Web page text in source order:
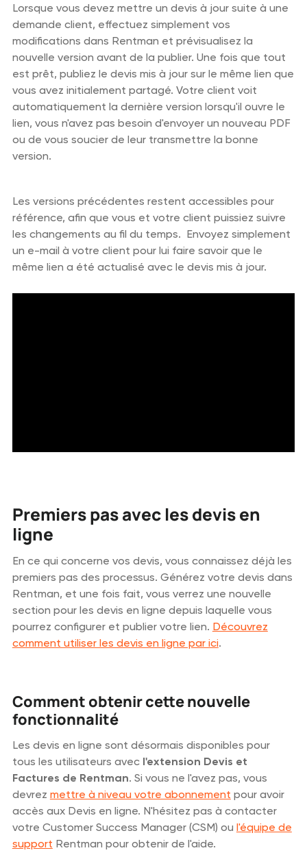
Lorsque vous devez mettre un devis à jour suite à une
demande client, effectuez simplement vos
modifications dans Rentman et prévisualisez la
nouvelle version avant de la publier. Une fois que tout
est prêt, publiez le devis mis à jour sur le même lien que
vous avez initialement partagé. Votre client voit
automatiquement la dernière version lorsqu'il ouvre le
lien, vous n'avez pas besoin d'envoyer un nouveau PDF
ou de vous soucier de leur transmettre la bonne
version.
Les versions précédentes restent accessibles pour
référence, afin que vous et votre client puissiez suivre
les changements au fil du temps. Envoyez simplement
un e-mail à votre client pour lui faire savoir que le
même lien a été actualisé avec le devis mis à jour.
Premiers pas avec les devis en
ligne
En ce qui concerne vos devis, vous connaissez déjà les
premiers pas des processus. Générez votre devis dans
Rentman, et une fois fait, vous verrez une nouvelle
section pour les devis en ligne depuis laquelle vous
pourrez configurer et publier votre lien. Découvrez
comment utiliser les devis en ligne par ici.
Comment obtenir cette nouvelle
fonctionnalité
Les devis en ligne sont désormais disponibles pour
tous les utilisateurs avec l'extension Devis et
Factures de Rentman. Si vous ne l'avez pas, vous
devrez mettre à niveau votre abonnement pour avoir
accès aux Devis en ligne. N'hésitez pas à contacter
votre Customer Success Manager (CSM) ou l'équipe de
support Rentman pour obtenir de l'aide.